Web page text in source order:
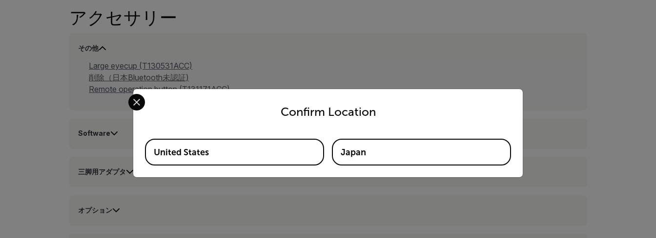
アクセサリー
その他
Large eyecup (T130531ACC)
削除（日本Bluetooth未認証)
Remote operation button (T131171ACC)
Software
三脚用アダプタ
オプション
Confirm Location
Select your preferred country and language from the options below to access the appropriate version of our website.
Available Locations
United States Japan